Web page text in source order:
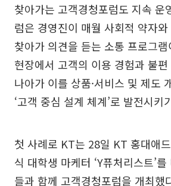
찾아가는 고객경청포럼도 지속 운
럼은 경영진이 매월 사회적 약자
찾아가 의견을 듣는 소통 프로그
현장에서 고객의 이용 경험과 불
나아가 이를 상품·서비스 및 제도
‘고객 중심 설계 체계’로 발전시키
첫 사례로 KT는 28일 KT 홍대애
식 대학생 마케터 ‘Y퓨처리스트’
들과 함께 고객경청포럼을 개최했